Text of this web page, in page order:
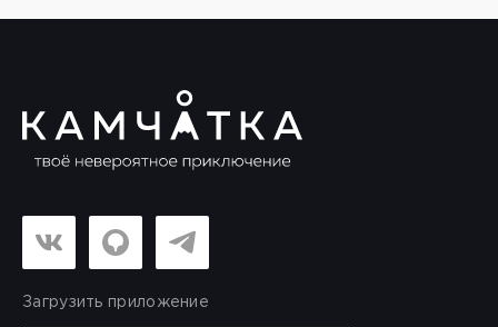
Загрузить приложение